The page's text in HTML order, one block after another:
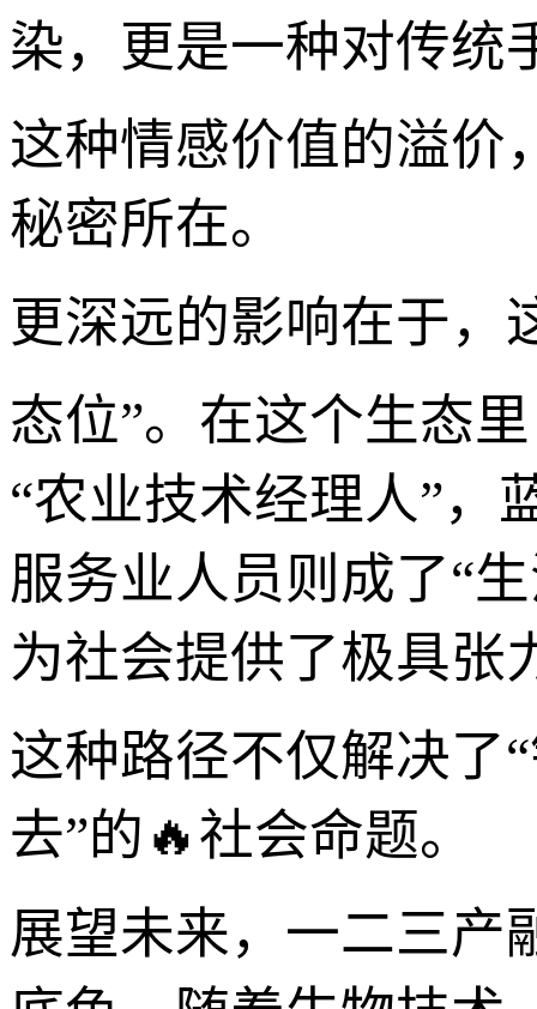
染，更是一种对传统
这种情感价值的溢价
秘密所在。
更深远的影响在于，
态位”。在这个生态
“农业技术经理人”，
服务业人员则成了“
为社会提供了极具张
这种路径不仅解决了
去”的🔥社会命题。
展望未来，一二三产